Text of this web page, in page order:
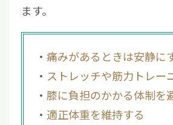
ます。
痛みがあるときは安静に
ストレッチや筋力トレー
膝に負担のかかる体制を
適正体重を維持する